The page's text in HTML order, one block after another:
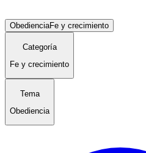
ObedienciaFe y crecimiento
Categoría
Fe y crecimiento
Tema
Obediencia